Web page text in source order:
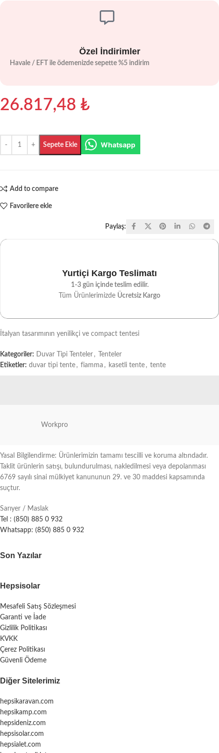
Özel İndirimler
Havale / EFT ile ödemenizde sepette %5 indirim
26.817,48 ₺
Sepete Ekle Whatsapp
Add to compare
Favorilere ekle
Paylaş:
Yurtiçi Kargo Teslimatı
1-3 gün içinde teslim edilir.
Tüm Ürünlerimizde Ücretsiz Kargo
İtalyan tasarımının yenilikçi ve compact tentesi
Kategoriler: Duvar Tipi Tenteler ,
Tenteler
Etiketler: duvar tipi tente , fiamma , kasetli tente , tente
Workpro
Yasal Bilgilendirme: Ürünlerimizin tamamı tescilli ve koruma altındadır.
Taklit ürünlerin satışı, bulundurulması, nakledilmesi veya depolanması
6769 sayılı sinai mülkiyet kanununun 29. ve 30 maddesi kapsamında
suçtur.
Sarıyer / Maslak
Tel : (850) 885 0 932
Whatsapp: (850) 885 0 932
Son Yazılar
Hepsisolar
Mesafeli Satış Sözleşmesi
Garanti ve İade
Gizlilik Politikası
KVKK
Çerez Politikası
Güvenli Ödeme
Diğer Sitelerimiz
hepsikaravan.com
hepsikamp.com
hepsideniz.com
hepsisolar.com
hepsialet.com